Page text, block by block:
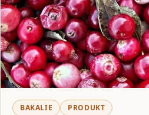
BAKALIE PRODUKT